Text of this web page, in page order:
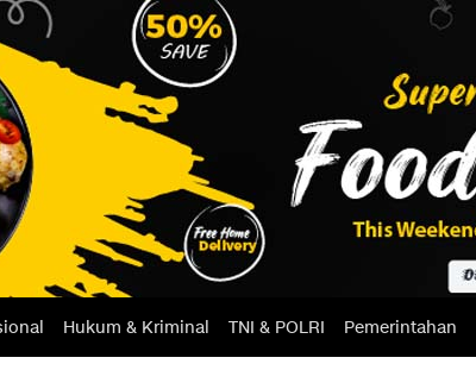
Hukum & Kriminal TNI & POLRI Pemerintahan